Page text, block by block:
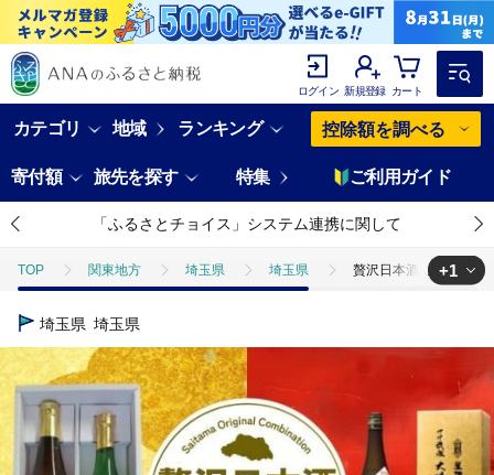
ログイン 新規登録 カート
カテゴリ 地域 ランキング 控除額を調べる
寄付額 旅先を探す 特集 ご利用ガイド
「ふるさとチョイス」システム連携に関して
TOP 関東地方 埼玉県 埼玉県 贅沢日本酒セット | 酒
TOP
+1
埼玉県 埼玉県